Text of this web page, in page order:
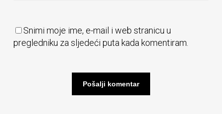
Snimi moje ime, e-mail i web stranicu u
pregledniku za sljedeći puta kada komentiram.